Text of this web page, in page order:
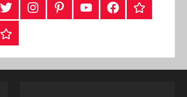
#TwitterInstagramPinterestYouTubeFacebook
TikTok
Webshop